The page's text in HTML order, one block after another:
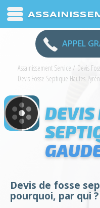
APPEL
Assainissement Service / Devis
Devis Fosse Septique Hautes-
DEVIS
Devis de fosse
pourquoi, par qui ?